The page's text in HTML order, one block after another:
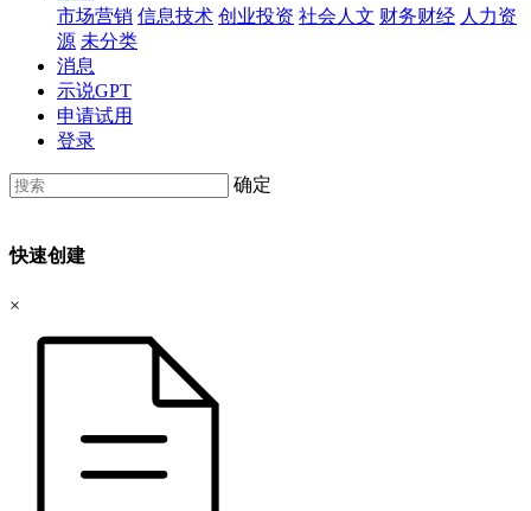
市场营销 信息技术 创业投资 社会人文 财务财经 人力资
源 未分类
消息
示说GPT
申请试用
登录
确定
快速创建
×